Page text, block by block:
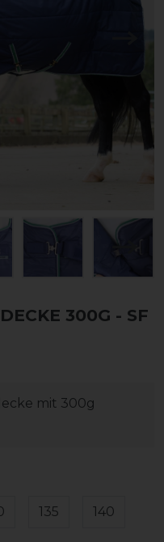
300G - SF
mit 300g
135 140